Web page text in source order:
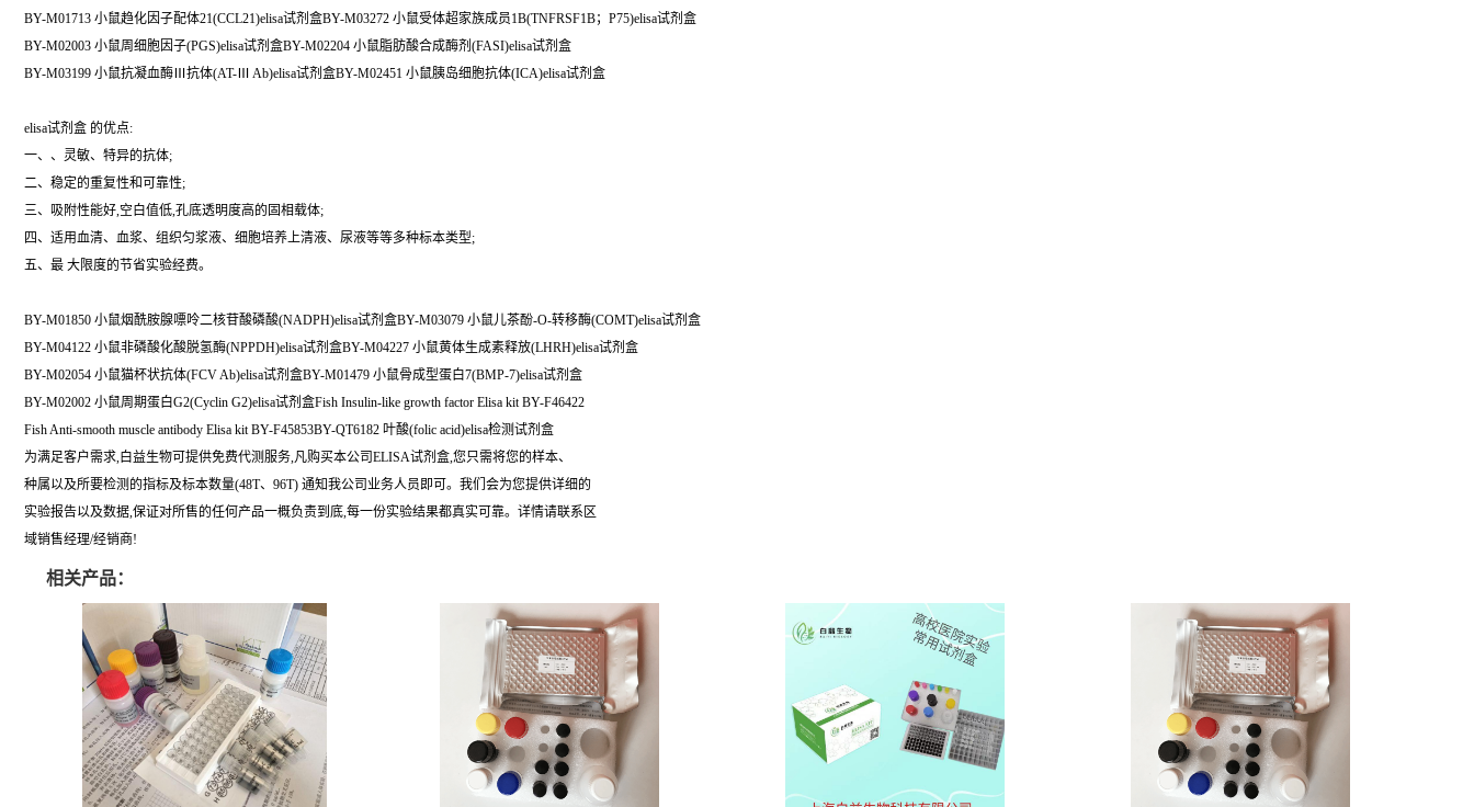
BY-M01713 小鼠趋化因子配体21(CCL21)elisa试剂盒BY-M03272 小鼠受体超家族成员1B(TNFRSF1B；P75)elisa试剂盒
BY-M02003 小鼠周细胞因子(PGS)elisa试剂盒BY-M02204 小鼠脂肪酸合成酶剂(FASI)elisa试剂盒
BY-M03199 小鼠抗凝血酶Ⅲ抗体(AT-Ⅲ Ab)elisa试剂盒BY-M02451 小鼠胰岛细胞抗体(ICA)elisa试剂盒
elisa试剂盒 的优点:
一、、灵敏、特异的抗体;
二、稳定的重复性和可靠性;
三、吸附性能好,空白值低,孔底透明度高的固相载体;
四、适用血清、血浆、组织匀浆液、细胞培养上清液、尿液等等多种标本类型;
五、最 大限度的节省实验经费。
BY-M01850 小鼠烟酰胺腺嘌呤二核苷酸磷酸(NADPH)elisa试剂盒BY-M03079 小鼠儿茶酚-O-转移酶(COMT)elisa试剂盒
BY-M04122 小鼠非磷酸化酸脱氢酶(NPPDH)elisa试剂盒BY-M04227 小鼠黄体生成素释放(LHRH)elisa试剂盒
BY-M02054 小鼠猫杯状抗体(FCV Ab)elisa试剂盒BY-M01479 小鼠骨成型蛋白7(BMP-7)elisa试剂盒
BY-M02002 小鼠周期蛋白G2(Cyclin G2)elisa试剂盒Fish Insulin-like growth factor Elisa kit BY-F46422
Fish Anti-smooth muscle antibody Elisa kit BY-F45853BY-QT6182 叶酸(folic acid)elisa检测试剂盒
为满足客户需求,白益生物可提供免费代测服务,凡购买本公司ELISA试剂盒,您只需将您的样本、
种属以及所要检测的指标及标本数量(48T、96T) 通知我公司业务人员即可。我们会为您提供详细的
实验报告以及数据,保证对所售的任何产品一概负责到底,每一份实验结果都真实可靠。详情请联系区
域销售经理/经销商!
相关产品：